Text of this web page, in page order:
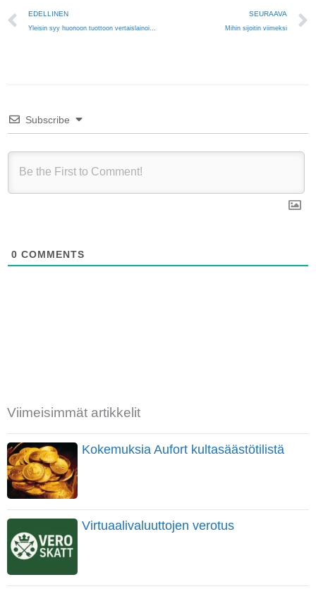
Prev
EDELLINEN SEURAAVA
Mihin sijoitin viimeksi
Subscribe
0 COMMENTS
Viimeisimmät artikkelit
Kokemuksia Aufort kultasäästötilistä
Virtuaalivaluuttojen verotus